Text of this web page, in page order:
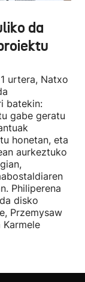
da
urtera, Natxo
batekin:
gabe geratu
honetan, eta
aurkeztuko
Philiperena
disko
Przemysaw
Karmele